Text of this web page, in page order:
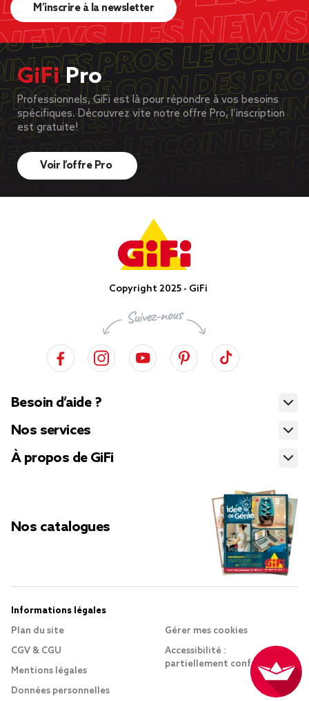
M’inscrire à la newsletter
GiFiPro
Professionnels, GiFi est là pour répondre à vos besoins
spécifiques. Découvrez vite notre offre Pro, l’inscription
est gratuite!
Voir l’offre Pro
Copyright 2025 - GiFi
Besoin d’aide ?
Nos services
À propos de GiFi
Nos catalogues
Informations légales
Plan du site
CGV & CGU
Mentions légales
Données personnelles
Gérer mes cookies
Accessibilité :
partiellement conforme